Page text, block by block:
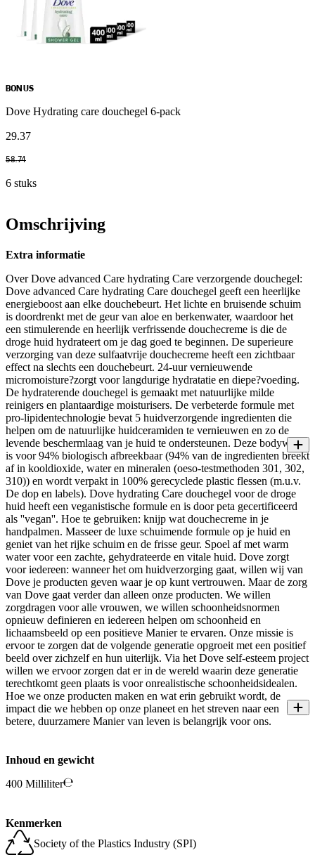
BONUS
Dove Hydrating care douchegel 6-pack
29.37
58.74
6 stuks
Omschrijving
Extra informatie
Over Dove advanced Care hydrating Care verzorgende douchegel:
Dove advanced Care hydrating Care douchegel geeft een heerlijke
energieboost aan elke douchebeurt. Het lichte en bruisende schuim
is doordrenkt met de geur van aloe en berkenwater, waardoor het
een stimulerende en heerlijk verfrissende douchecreme is die de
droge huid hydrateert om je dag goed te beginnen. De superieure
verzorging van deze sulfaatvrije douchecreme heeft een zichtbaar
effect na slechts een douchebeurt. 24-uur vernieuwende
micromoisture?zorgt voor langdurige hydratatie en diepe?voeding.
De hydraterende douchegel is gemaakt met natuurlijke milde
reinigers en plantaardige moisturisers. De verbeterde formule met
pro-lipidentechnologie bevat 5 huidverzorgende ingredienten die
helpen om de natuurlijke huidceramiden te vernieuwen en zo de
levende beschermlaag van je huid te ondersteunen. Deze bodywash
is voor 94% biologisch afbreekbaar (94% van de ingredienten breekt
af in kooldioxide, water en mineralen (oeso-testmethoden 301, 302,
310)) en wordt verpakt in 100% gerecyclede plastic flessen (m.u.v.
De dop en labels). Dove hydrating Care douchegel voor de droge
huid heeft een veganistische formule en is door peta gecertificeerd
als ''vegan''. Hoe te gebruiken: knijp wat douchecreme in je
handpalmen. Masseer de luxe schuimende formule op je huid en
geniet van het rijke schuim en de frisse geur. Spoel af met warm
water voor een zachte, gehydrateerde en vitale huid. Dove zorgt
voor iedereen: wanneer het om huidverzorging gaat, willen wij van
Dove je producten geven waar je op kunt vertrouwen. Maar de zorg
van Dove gaat verder dan alleen onze producten. We willen
zorgdragen voor alle vrouwen, we willen schoonheidsnormen
opnieuw definieren en iedereen helpen om schoonheid en
lichaamsbeeld op een positieve Manier te ervaren. Onze missie is
ervoor te zorgen dat de volgende generatie opgroeit met een positief
beeld over zichzelf en hun uiterlijk. Via het Dove self-esteem project
willen we ervoor zorgen dat er in de wereld waarin deze generatie
terechtkomt geen plaats is voor onrealistische schoonheidsidealen.
Hoe we onze producten maken en wat erin gebruikt wordt, de
impact die we hebben op onze planeet en het streven naar een
betere, duurzamere Manier van leven is belangrijk voor ons.
Inhoud en gewicht
400 Milliliter
Kenmerken
Society of the Plastics Industry (SPI)